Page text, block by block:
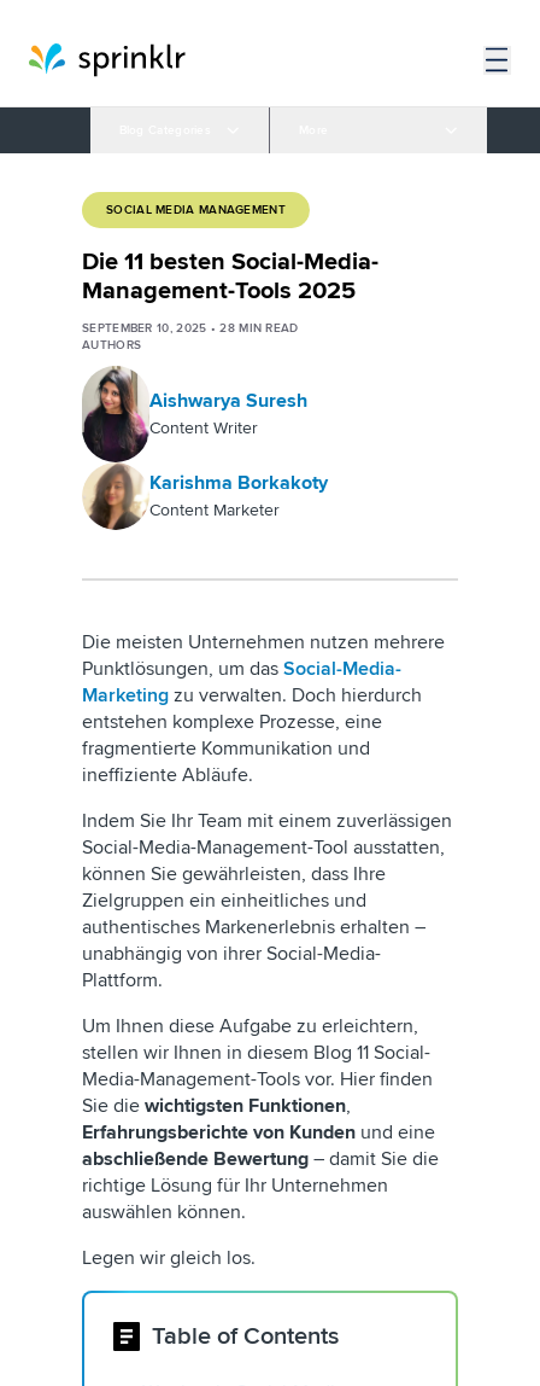
SOCIAL MEDIA MANAGEMENT
Die 11 besten Social-Media-
Management-Tools 2025
SEPTEMBER 10, 2025 •28 MIN READ
AUTHORS
Aishwarya Suresh
Content Writer
Karishma Borkakoty
Content Marketer
Die meisten Unternehmen nutzen mehrere
Punktlösungen, um das Social-Media-
Marketing zu verwalten. Doch hierdurch
entstehen komplexe Prozesse, eine
fragmentierte Kommunikation und
ineffiziente Abläufe.
Indem Sie Ihr Team mit einem zuverlässigen
Social-Media-Management-Tool ausstatten,
können Sie gewährleisten, dass Ihre
Zielgruppen ein einheitliches und
authentisches Markenerlebnis erhalten –
unabhängig von ihrer Social-Media-
Plattform.
Um Ihnen diese Aufgabe zu erleichtern,
stellen wir Ihnen in diesem Blog 11 Social-
Media-Management-Tools vor. Hier finden
Sie die wichtigsten Funktionen,
Erfahrungsberichte von Kunden und eine
abschließende Bewertung – damit Sie die
richtige Lösung für Ihr Unternehmen
auswählen können.
Legen wir gleich los.
Table of Contents